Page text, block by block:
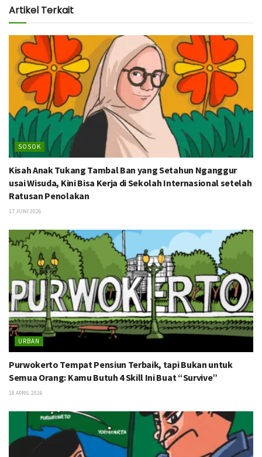
Artikel Terkait
SOSOK
Kisah Anak Tukang Tambal Ban yang Setahun Nganggur
usai Wisuda, Kini Bisa Kerja di Sekolah Internasional setelah
Ratusan Penolakan
17 JUNI 2026
URBAN
Purwokerto Tempat Pensiun Terbaik, tapi Bukan untuk
Semua Orang: Kamu Butuh 4 Skill Ini Buat “Survive”
18 APRIL 2026